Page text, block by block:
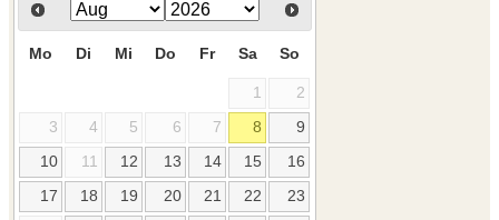
Mo Di Mi Do Fr Sa So
1
2
3
4 5 6 7 8
9
10
11 12 13 14 15
16
17
18 19 20 21 22
23